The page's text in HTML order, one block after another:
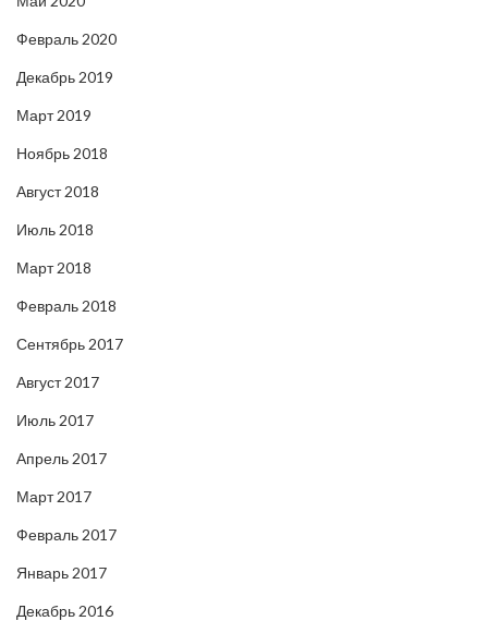
Февраль 2020
Декабрь 2019
Март 2019
Ноябрь 2018
Август 2018
Июль 2018
Март 2018
Февраль 2018
Сентябрь 2017
Август 2017
Июль 2017
Апрель 2017
Март 2017
Февраль 2017
Январь 2017
Декабрь 2016